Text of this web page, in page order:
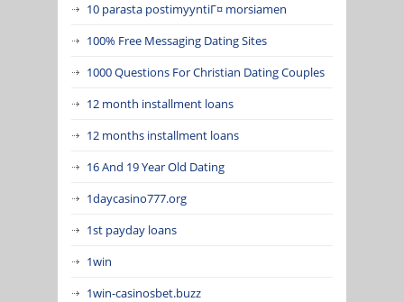
10 parasta postimyyntiГ¤ morsiamen
100% Free Messaging Dating Sites
1000 Questions For Christian Dating Couples
12 month installment loans
12 months installment loans
16 And 19 Year Old Dating
1daycasino777.org
1st payday loans
1win
1win-casinosbet.buzz